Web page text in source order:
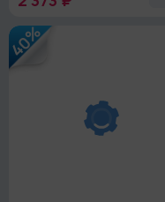
40%